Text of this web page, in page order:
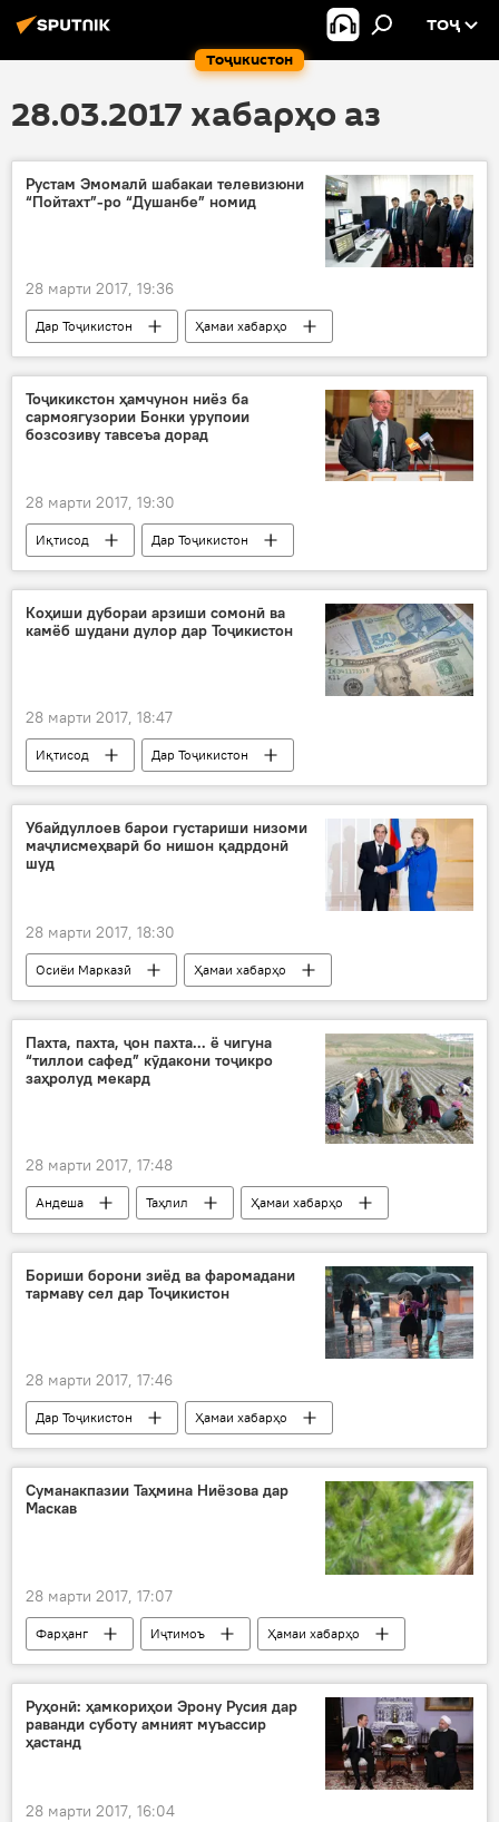
Тоҷикистон
ТОҶ
28.03.2017 хабарҳо аз
Рустам Эмомалӣ шабакаи телевизюни
“Пойтахт”-ро “Душанбе” номид
28 марти 2017, 19:36
Дар Тоҷикистон
Ҳамаи хабарҳо
Рустами Эмомалӣ
"Телевизиони Пойтахт"
Тоҷикикстон ҳамчунон ниёз ба
сармоягузории Бонки урупоии
бозсозиву тавсеъа дорад
28 марти 2017, 19:30
Иқтисод
Дар Тоҷикистон
Ҳамаи хабарҳо
Эмомалӣ Раҳмон
ҳамкорӣ
самоягузорӣ мулоқот
Коҳиши дубораи арзиши сомонӣ ва
камёб шудани дулор дар Тоҷикистон
28 марти 2017, 18:47
Иқтисод
Дар Тоҷикистон
Ҳамаи хабарҳо
БМТ
поён рафтани қурби сомонӣ
Убайдуллоев барои густариши низоми
маҷлисмеҳварӣ бо нишон қадрдонӣ
шуд
28 марти 2017, 18:30
Осиёи Марказӣ
Ҳамаи хабарҳо
Сиёсат
Маҳмадсаид Убайдуллоев
Маҷмаъи байнулмаҷолис
нишони фахрӣ
Пахта, пахта, ҷон пахта... ё чигуна
“тиллои сафед” кӯдакони тоҷикро
заҳролуд мекард
28 марти 2017, 17:48
Андеша Таҳлил
Ҳамаи хабарҳо
заҳролудшавӣ
ҷамъоварӣ
мавсими пахтачинӣ
Дар Тоҷикистон
Бориши борони зиёд ва фаромадани
тармаву сел дар Тоҷикистон
28 марти 2017, 17:46
Дар Тоҷикистон
Ҳамаи хабарҳо
бориши борон
Обу ҳаво
Хоруғ
сел
Суманакпазии Таҳмина Ниёзова дар
Маскав
28 марти 2017, 17:07
Фарҳанг Иҷтимоъ
Ҳамаи хабарҳо
Таҳмина Ниёзова
Наврӯз
суманак
Дар Русия
Руҳонӣ: ҳамкориҳои Эрону Русия дар
раванди суботу амният муъассир
ҳастанд
28 марти 2017, 16:04